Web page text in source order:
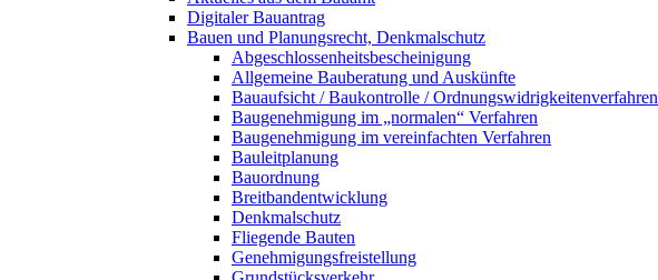
Digitaler Bauantrag
Bauen und Planungsrecht, Denkmalschutz
Abgeschlossenheitsbescheinigung
Allgemeine Bauberatung und Auskünfte
Bauaufsicht / Baukontrolle / Ordnungswidrigkeitenverfahren
Baugenehmigung im „normalen“ Verfahren
Baugenehmigung im vereinfachten Verfahren
Bauleitplanung
Bauordnung
Breitbandentwicklung
Denkmalschutz
Fliegende Bauten
Genehmigungsfreistellung